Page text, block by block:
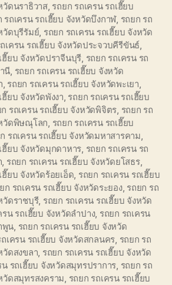
วัดนราธิวาส, รถยก รถเครน รถเฮี๊ยบ
รถเครน รถเฮี๊ยบ จังหวัดบึงกาฬ, รถยก รถ
วัดบุรีรัมย์, รถยก รถเครน รถเฮี๊ยบ จังหวัด
เครน รถเฮี๊ยบ จังหวัดประจวบคีรีขันธ์,
ฮี๊ยบ จังหวัดปราจีนบุรี, รถยก รถเครน รถ
นี, รถยก รถเครน รถเฮี๊ยบ จังหวัด
, รถยก รถเครน รถเฮี๊ยบ จังหวัดพะเยา,
ฮี๊ยบ จังหวัดพังงา, รถยก รถเครน รถเฮี๊ยบ
รถเครน รถเฮี๊ยบ จังหวัดพิจิตร, รถยก รถ
วัดพิษณุโลก, รถยก รถเครน รถเฮี๊ยบ
รถเครน รถเฮี๊ยบ จังหวัดมหาสารคาม,
ฮี๊ยบ จังหวัดมุกดาหาร, รถยก รถเครน รถ
, รถยก รถเครน รถเฮี๊ยบ จังหวัดยโสธร,
ฮี๊ยบ จังหวัดร้อยเอ็ด, รถยก รถเครน รถเฮี๊ยบ
ก รถเครน รถเฮี๊ยบ จังหวัดระยอง, รถยก รถ
วัดราชบุรี, รถยก รถเครน รถเฮี๊ยบ จังหวัด
รน รถเฮี๊ยบ จังหวัดลำปาง, รถยก รถเครน
พูน, รถยก รถเครน รถเฮี๊ยบ จังหวัด
เครน รถเฮี๊ยบ จังหวัดสกลนคร, รถยก รถ
วัดสงขลา, รถยก รถเครน รถเฮี๊ยบ จังหวัด
น รถเฮี๊ยบ จังหวัดสมุทรปราการ, รถยก รถ
วัดสมุทรสงคราม, รถยก รถเครน รถเฮี๊ยบ